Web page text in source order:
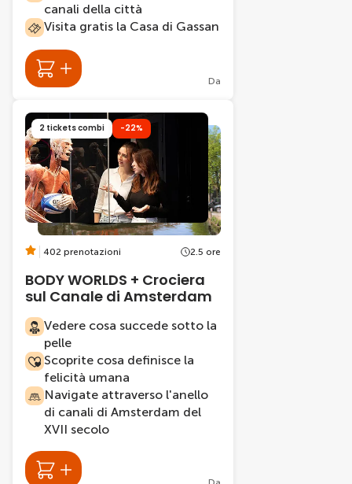
canali della città
Visita gratis la Casa di Gassan
Da
2 tickets combi -22%
402 prenotazioni 2.5 ore
BODY WORLDS + Crociera
sul Canale di Amsterdam
Vedere cosa succede sotto la
pelle
Scoprite cosa definisce la
felicità umana
Navigate attraverso l'anello
di canali di Amsterdam del
XVII secolo